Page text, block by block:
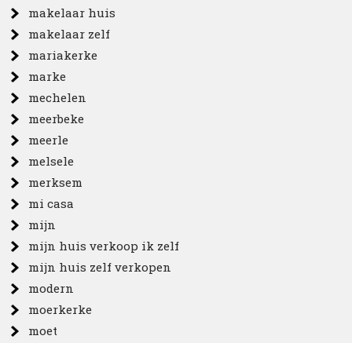
makelaar huis
makelaar zelf
mariakerke
marke
mechelen
meerbeke
meerle
melsele
merksem
mi casa
mijn
mijn huis verkoop ik zelf
mijn huis zelf verkopen
modern
moerkerke
moet